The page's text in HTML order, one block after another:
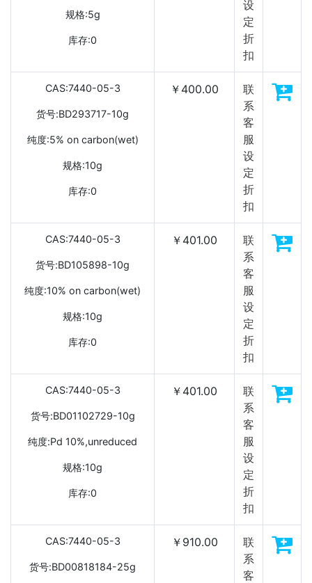
规格:5g
库存:0
设
定
折
扣
CAS:7440-05-3
货号:BD293717-10g
纯度:5% on carbon(wet)
规格:10g
库存:0
￥400.00
联
系
客
服
设
定
折
扣
CAS:7440-05-3
货号:BD105898-10g
纯度:10% on carbon(wet)
规格:10g
库存:0
￥401.00
联
系
客
服
设
定
折
扣
CAS:7440-05-3
货号:BD01102729-10g
纯度:Pd 10%,unreduced
规格:10g
库存:0
￥401.00
联
系
客
服
设
定
折
扣
CAS:7440-05-3
货号:BD00818184-25g
￥910.00
联
系
客